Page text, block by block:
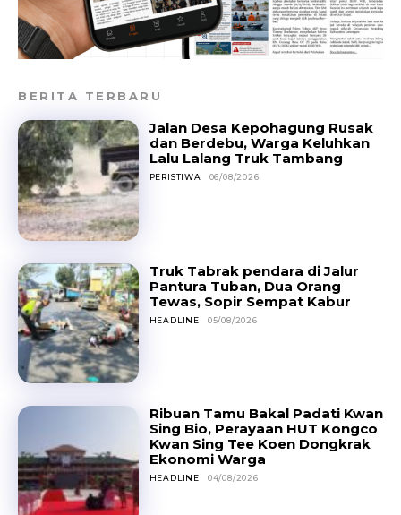
BERITA TERBARU
Jalan Desa Kepohagung Rusak
dan Berdebu, Warga Keluhkan
Lalu Lalang Truk Tambang
PERISTIWA 06/08/2026
Truk Tabrak pendara di Jalur
Pantura Tuban, Dua Orang
Tewas, Sopir Sempat Kabur
HEADLINE 05/08/2026
Ribuan Tamu Bakal Padati Kwan
Sing Bio, Perayaan HUT Kongco
Kwan Sing Tee Koen Dongkrak
Ekonomi Warga
HEADLINE 04/08/2026